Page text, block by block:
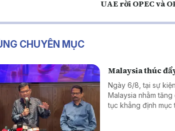
UAE rời OPEC và
CHUYÊN MỤC
Malaysia thúc
Ngày 6/8, tại sự
Malaysia nhằm
tục khẳng định mục